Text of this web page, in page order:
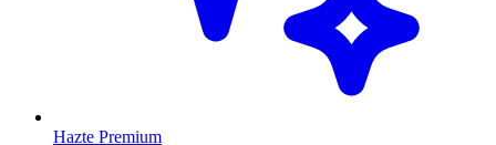
Hazte Premium